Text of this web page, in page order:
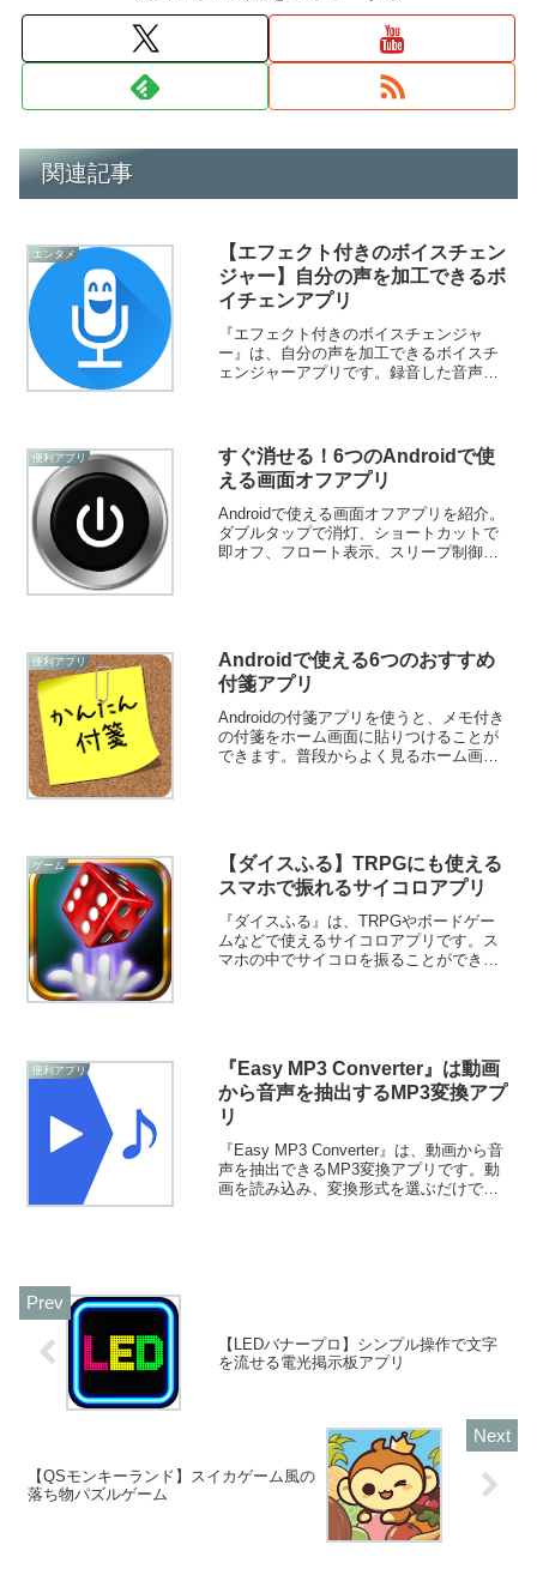
関連記事
エンタメ
【エフェクト付きのボイスチェン
ジャー】自分の声を加工できるボ
イチェンアプリ
『エフェクト付きのボイスチェンジャ
ー』は、自分の声を加工できるボイスチ
ェンジャーアプリです。録音した音声
便利アプリ
すぐ消せる！6つのAndroidで使
える画面オフアプリ
Androidで使える画面オフアプリを紹介。
ダブルタップで消灯、ショートカットで
即オフ、フロート表示、スリープ制御、
便利アプリ
Androidで使える6つのおすすめ
付箋アプリ
Androidの付箋アプリを使うと、メモ付き
の付箋をホーム画面に貼りつけることが
できます。普段からよく見るホーム画面
ゲーム
【ダイスふる】TRPGにも使える
スマホで振れるサイコロアプリ
『ダイスふる』は、TRPGやボードゲー
ムなどで使えるサイコロアプリです。ス
マホの中でサイコロを振ることができる
便利アプリ
『Easy MP3 Converter』は動画
から音声を抽出するMP3変換アプ
リ
『Easy MP3 Converter』は、動画から音
声を抽出できるMP3変換アプリです。動
画を読み込み、変換形式を選ぶだけで音
【LEDバナープロ】シンプル操作で文字
を流せる電光掲示板アプリ
【QSモンキーランド】スイカゲーム風の
落ち物パズルゲーム